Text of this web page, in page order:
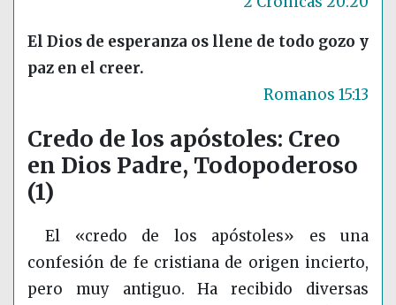
El Dios de esperanza os llene de todo gozo y
paz en el creer.
Romanos 15:13
Credo de los apóstoles: Creo
en Dios Padre, Todopoderoso
(1)
El «credo de los apóstoles» es una
confesión de fe cristiana de origen incierto,
pero muy antiguo. Ha recibido diversas